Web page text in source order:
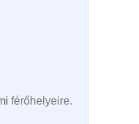
férőhelyeire.